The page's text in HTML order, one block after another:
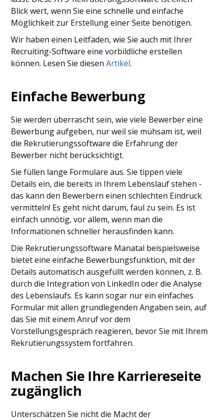
Blick wert, wenn Sie eine schnelle und einfache
Möglichkeit zur Erstellung einer Seite benötigen.
Wir haben einen Leitfaden, wie Sie auch mit Ihrer
Recruiting-Software eine vorbildliche erstellen
können. Lesen Sie diesenArtikel.
Einfache Bewerbung
Sie werden überrascht sein, wie viele Bewerber eine
Bewerbung aufgeben, nur weil sie mühsam ist, weil
die Rekrutierungssoftware die Erfahrung der
Bewerber nicht berücksichtigt.
Sie füllen lange Formulare aus. Sie tippen viele
Details ein, die bereits in Ihrem Lebenslauf stehen -
das kann den Bewerbern einen schlechten Eindruck
vermitteln! Es geht nicht darum, faul zu sein. Es ist
einfach unnötig, vor allem, wenn man die
Informationen schneller herausfinden kann.
Die Rekrutierungssoftware Manatal beispielsweise
bietet eine einfache Bewerbungsfunktion, mit der
Details automatisch ausgefüllt werden können, z. B.
durch die Integration von LinkedIn oder die Analyse
des Lebenslaufs. Es kann sogar nur ein einfaches
Formular mit allen grundlegenden Angaben sein, auf
das Sie mit einem Anruf vor dem
Vorstellungsgespräch reagieren, bevor Sie mit Ihrem
Rekrutierungssystem fortfahren.
Machen Sie Ihre Karriereseite
zugänglich
Unterschätzen Sie nicht die Macht der